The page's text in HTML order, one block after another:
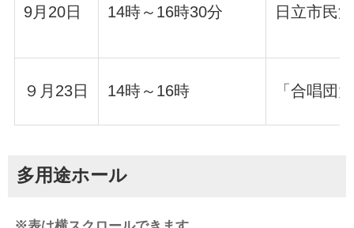
9月20日 14時～16時30分 日立市民
９月23日 14時～16時 「合唱団
多用途ホール